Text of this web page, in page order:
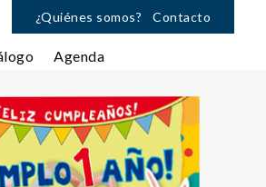
¿Quiénes somos? Contacto
Agenda